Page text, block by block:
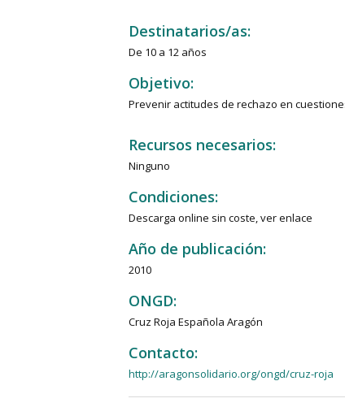
Destinatarios/as:
De 10 a 12 años
Objetivo:
Prevenir actitudes de rechazo en
Recursos necesarios:
Ninguno
Condiciones:
Descarga online sin coste, ver enlace
Año de publicación:
2010
ONGD:
Cruz Roja Española Aragón
Contacto:
http://aragonsolidario.org/ongd/cruz-roja